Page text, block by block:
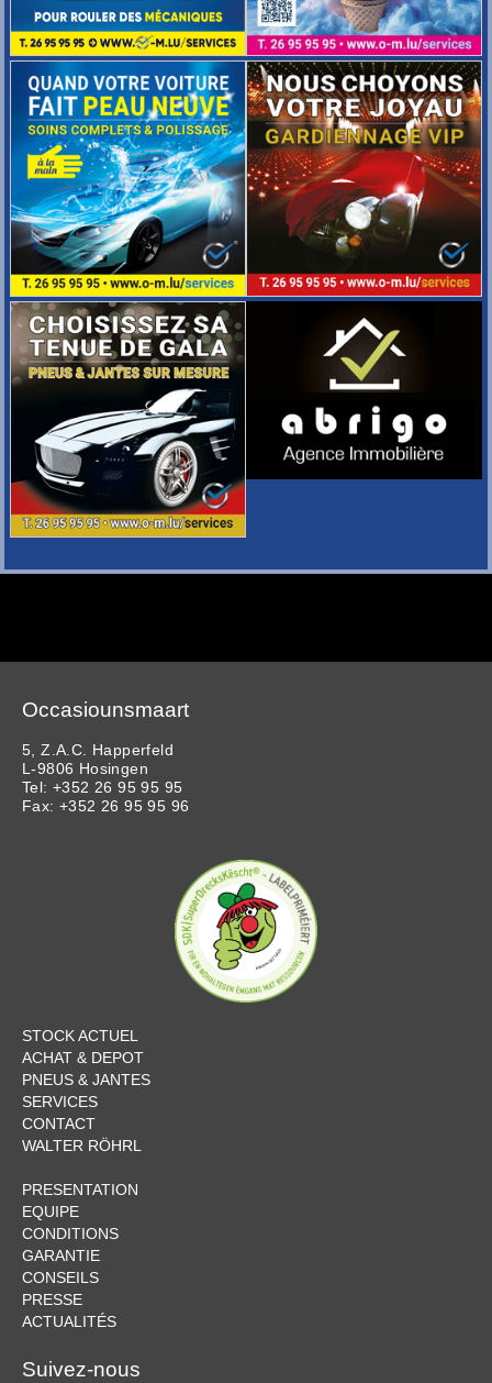
Occasiounsmaart
5, Z.A.C. Happerfeld
L-9806 Hosingen
Tel: +352 26 95 95 95
Fax: +352 26 95 95 96
STOCK ACTUEL
ACHAT & DEPOT
PNEUS & JANTES
SERVICES
CONTACT
WALTER RÖHRL
PRESENTATION
EQUIPE
CONDITIONS
GARANTIE
CONSEILS
PRESSE
ACTUALITÉS
Suivez-nous